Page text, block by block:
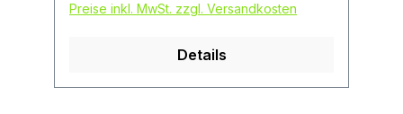
Preise inkl. MwSt. zzgl. Versandkosten
Details